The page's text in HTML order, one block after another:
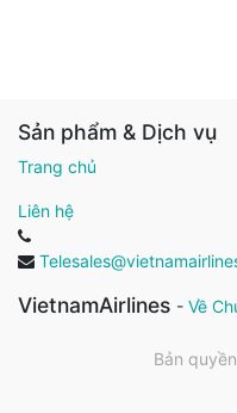
Sản phẩm & Dịch vụ
Trang chủ
Liên hệ
VietnamAirlines - Về
Bản